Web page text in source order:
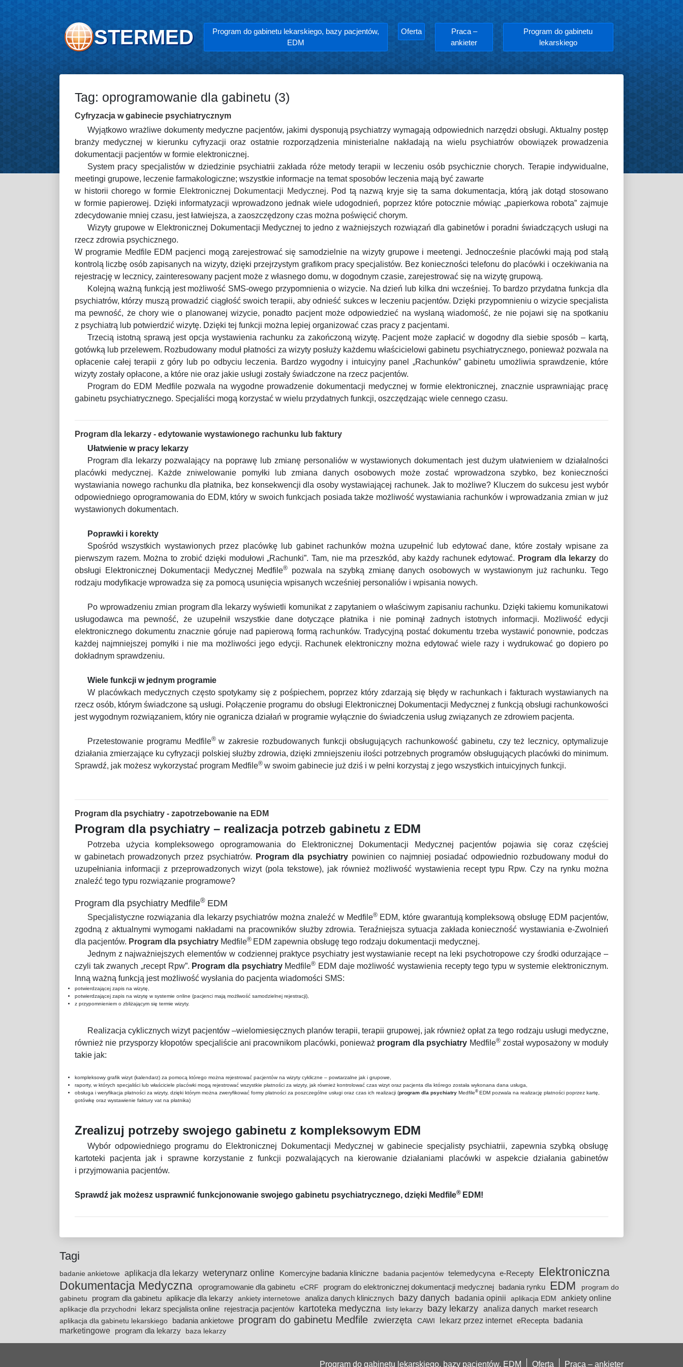
STERMED
Program do gabinetu lekarskiego, bazy pacjentów,
EDM
Oferta
Praca –
ankieter
Program do gabinetu
lekarskiego
Tag: oprogramowanie dla gabinetu (3)
Cyfryzacja w gabinecie psychiatrycznym
Wyjątkowo wrażliwe dokumenty medyczne pacjentów, jakimi dysponują psychiatrzy wymagają odpowiednich narzędzi obsługi. Aktualny postęp
branży medycznej w kierunku cyfryzacji oraz ostatnie rozporządzenia ministerialne nakładają na wielu psychiatrów obowiązek prowadzenia
dokumentacji pacjentów w formie elektronicznej.
System pracy specjalistów w dziedzinie psychiatrii zakłada róże metody terapii w leczeniu osób psychicznie chorych. Terapie indywidualne,
meetingi grupowe, leczenie farmakologiczne; wszystkie informacje na temat sposobów leczenia mają być zawarte
w historii chorego w formie Elektronicznej Dokumentacji Medycznej. Pod tą nazwą kryje się ta sama dokumentacja, którą jak dotąd stosowano
w formie papierowej. Dzięki informatyzacji wprowadzono jednak wiele udogodnień, poprzez które potocznie mówiąc „papierkowa robota” zajmuje
zdecydowanie mniej czasu, jest łatwiejsza, a zaoszczędzony czas można poświęcić chorym.
Wizyty grupowe w Elektronicznej Dokumentacji Medycznej to jedno z ważniejszych rozwiązań dla gabinetów i poradni świadczących usługi na
rzecz zdrowia psychicznego.
W programie Medfile EDM pacjenci mogą zarejestrować się samodzielnie na wizyty grupowe i meetengi. Jednocześnie placówki mają pod stałą
kontrolą liczbę osób zapisanych na wizyty, dzięki przejrzystym grafikom pracy specjalistów. Bez konieczności telefonu do placówki i oczekiwania na
rejestrację w lecznicy, zainteresowany pacjent może z własnego domu, w dogodnym czasie, zarejestrować się na wizytę grupową.
Kolejną ważną funkcją jest możliwość SMS-owego przypomnienia o wizycie. Na dzień lub kilka dni wcześniej. To bardzo przydatna funkcja dla
psychiatrów, którzy muszą prowadzić ciągłość swoich terapii, aby odnieść sukces w leczeniu pacjentów. Dzięki przypomnieniu o wizycie specjalista
ma pewność, że chory wie o planowanej wizycie, ponadto pacjent może odpowiedzieć na wysłaną wiadomość, że nie pojawi się na spotkaniu
z psychiatrą lub potwierdzić wizytę. Dzięki tej funkcji można lepiej organizować czas pracy z pacjentami.
Trzecią istotną sprawą jest opcja wystawienia rachunku za zakończoną wizytę. Pacjent może zapłacić w dogodny dla siebie sposób – kartą,
gotówką lub przelewem. Rozbudowany moduł płatności za wizyty posłuży każdemu właścicielowi gabinetu psychiatrycznego, ponieważ pozwala na
opłacenie całej terapii z góry lub po odbyciu leczenia. Bardzo wygodny i intuicyjny panel „Rachunków” gabinetu umożliwia sprawdzenie, które
wizyty zostały opłacone, a które nie oraz jakie usługi zostały świadczone na rzecz pacjentów.
Program do EDM Medfile pozwala na wygodne prowadzenie dokumentacji medycznej w formie elektronicznej, znacznie usprawniając pracę
gabinetu psychiatrycznego. Specjaliści mogą korzystać w wielu przydatnych funkcji, oszczędzając wiele cennego czasu.
Program dla lekarzy - edytowanie wystawionego rachunku lub faktury
Ułatwienie w pracy lekarzy
Program dla lekarzy pozwalający na poprawę lub zmianę personaliów w wystawionych dokumentach jest dużym ułatwieniem w działalności
placówki medycznej. Każde zniwelowanie pomyłki lub zmiana danych osobowych może zostać wprowadzona szybko, bez konieczności
wystawiania nowego rachunku dla płatnika, bez konsekwencji dla osoby wystawiającej rachunek. Jak to możliwe? Kluczem do sukcesu jest wybór
odpowiedniego oprogramowania do EDM, który w swoich funkcjach posiada także możliwość wystawiania rachunków i wprowadzania zmian w już
wystawionych dokumentach.
Poprawki i korekty
Spośród wszystkich wystawionych przez placówkę lub gabinet rachunków można uzupełnić lub edytować dane, które zostały wpisane za
pierwszym razem. Można to zrobić dzięki modułowi „Rachunki”. Tam, nie ma przeszkód, aby każdy rachunek edytować. Program dla lekarzy do
obsługi Elektronicznej Dokumentacji Medycznej Medfile®
pozwala na szybką zmianę danych osobowych w wystawionym już rachunku. Tego
rodzaju modyfikacje wprowadza się za pomocą usunięcia wpisanych wcześniej personaliów i wpisania nowych.
Po wprowadzeniu zmian program dla lekarzy wyświetli komunikat z zapytaniem o właściwym zapisaniu rachunku. Dzięki takiemu komunikatowi
usługodawca ma pewność, że uzupełnił wszystkie dane dotyczące płatnika i nie pominął żadnych istotnych informacji. Możliwość edycji
elektronicznego dokumentu znacznie góruje nad papierową formą rachunków. Tradycyjną postać dokumentu trzeba wystawić ponownie, podczas
każdej najmniejszej pomyłki i nie ma możliwości jego edycji. Rachunek elektroniczny można edytować wiele razy i wydrukować go dopiero po
dokładnym sprawdzeniu.
Wiele funkcji w jednym programie
W placówkach medycznych często spotykamy się z pośpiechem, poprzez który zdarzają się błędy w rachunkach i fakturach wystawianych na
rzecz osób, którym świadczone są usługi. Połączenie programu do obsługi Elektronicznej Dokumentacji Medycznej z funkcją obsługi rachunkowości
jest wygodnym rozwiązaniem, który nie ogranicza działań w programie wyłącznie do świadczenia usług związanych ze zdrowiem pacjenta.
Przetestowanie programu Medfile®w zakresie rozbudowanych funkcji obsługujących rachunkowość gabinetu, czy też lecznicy, optymalizuje
działania zmierzające ku cyfryzacji polskiej służby zdrowia, dzięki zmniejszeniu ilości potrzebnych programów obsługujących placówki do minimum.
Sprawdź, jak możesz wykorzystać program Medfile® w swoim gabinecie już dziś i w pełni korzystaj z jego wszystkich intuicyjnych funkcji.
Program dla psychiatry - zapotrzebowanie na EDM
Program dla psychiatry – realizacja potrzeb gabinetu z EDM
Potrzeba użycia kompleksowego oprogramowania do Elektronicznej Dokumentacji Medycznej pacjentów pojawia się coraz częściej
w gabinetach prowadzonych przez psychiatrów.
Program dla psychiatry powinien co najmniej posiadać odpowiednio rozbudowany moduł do
uzupełniania informacji z przeprowadzonych wizyt (pola tekstowe), jak również możliwość wystawienia recept typu Rpw. Czy na rynku można
znaleźć tego typu rozwiązanie programowe?
Program dla psychiatry Medfile® EDM
Specjalistyczne rozwiązania dla lekarzy psychiatrów można znaleźć w Medfile® EDM, które gwarantują kompleksową obsługę EDM pacjentów,
zgodną z aktualnymi wymogami nakładami na pracowników służby zdrowia. Teraźniejsza sytuacja zakłada konieczność wystawiania e-Zwolnień
dla pacjentów. Program dla psychiatry Medfile® EDM zapewnia obsługę tego rodzaju dokumentacji medycznej.
Jednym z najważniejszych elementów w codziennej praktyce psychiatry jest wystawianie recept na leki psychotropowe czy środki odurzające –
czyli tak zwanych „recept Rpw”. Program dla psychiatryMedfile® EDM daje możliwość wystawienia recepty tego typu w systemie elektronicznym.
Inną ważną funkcją jest możliwość wysłania do pacjenta wiadomości SMS:
potwierdzającej zapis na wizytę,
potwierdzającej zapis na wizytę w systemie online (pacjenci mają możliwość samodzielnej rejestracji),
z przypomnieniem o zbliżającym się termie wizyty.
Realizacja cyklicznych wizyt pacjentów –wielomiesięcznych planów terapii, terapii grupowej, jak również opłat za tego rodzaju usługi medyczne,
również nie przysporzy kłopotów specjaliście ani pracownikom placówki, ponieważ program dla psychiatry Medfile®został wyposażony w moduły
takie jak:
kompleksowy grafik wizyt (kalendarz) za pomocą którego można rejestrować pacjentów na wizyty cykliczne – powtarzalne jak i grupowe,
raporty, w których specjaliści lub właściciele placówki mogą rejestrować wszystkie płatności za wizyty, jak również kontrolować czas wizyt oraz pacjenta dla którego została wykonana dana usługa,
obsługa i weryfikacja płatności za wizyty, dzięki którym można zweryfikować formy płatności za poszczególne usługi oraz czas ich realizacji (program dla psychiatry Medfile® EDM pozwala na realizację płatności poprzez kartę,
gotówkę oraz wystawienie faktury vat na płatnika)
Zrealizuj potrzeby swojego gabinetu z kompleksowym EDM
Wybór odpowiedniego programu do Elektronicznej Dokumentacji Medycznej w gabinecie specjalisty psychiatrii, zapewnia szybką obsługę
kartoteki pacjenta jak i sprawne korzystanie z funkcji pozwalających na kierowanie działaniami placówki w aspekcie działania gabinetów
i przyjmowania pacjentów.
Sprawdź jak możesz usprawnić funkcjonowanie swojego gabinetu psychiatrycznego, dzięki Medfile® EDM!
Tagi
badanie ankietowe aplikacja dla lekarzy weterynarz online Komercyjne badania kliniczne badania pacjentów telemedycyna e-Recepty
Elektroniczna
Dokumentacja Medyczna
oprogramowanie dla gabinetu eCRF program do elektronicznej dokumentacji medycznej badania rynku EDM
program do
gabinetu
program dla gabinetu aplikacje dla lekarzy ankiety internetowe analiza danych klinicznych bazy danych badania opinii aplikacja EDM ankiety online
aplikacje dla przychodni lekarz specjalista online rejestracja pacjentów kartoteka medyczna listy lekarzy bazy lekarzy analiza danych market research
aplikacja dla gabinetu lekarskiego badania ankietowe program do gabinetu Medfile zwierzęta CAWI lekarz przez internet eRecepta badania
marketingowe program dla lekarzy baza lekarzy
Program do gabinetu lekarskiego, bazy pacjentów, EDM Oferta Praca – ankieter